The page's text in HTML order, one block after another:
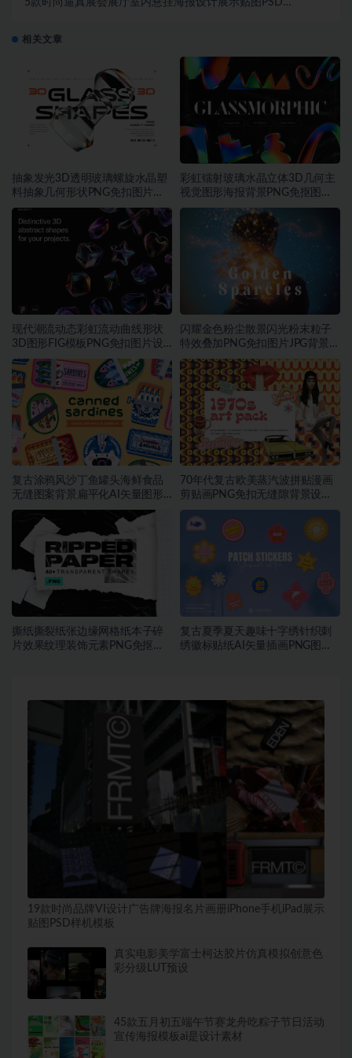
相关文章
抽象发光3D透明玻璃螺旋水晶塑
料抽象几何形状PNG免扣图片设
计素材
彩虹镭射玻璃水晶立体3D几何主
视觉图形海报背景PNG免抠图片
素材
现代潮流动态彩虹流动曲线形状
3D图形FIG模板PNG免扣图片设
计素材
闪耀金色粉尘散景闪光粉末粒子
特效叠加PNG免扣图片JPG背景素
材
复古涂鸦风沙丁鱼罐头海鲜食品
无缝图案背景扁平化AI矢量图形
素材
70年代复古欧美蒸汽波拼贴漫画
剪贴画PNG免扣无缝隙背景设计
素材
撕纸撕裂纸张边缘网格纸本子碎
片效果纹理装饰元素PNG免抠图
复古夏季夏天趣味十字绣针织刺
绣徽标贴纸AI矢量插画PNG图片
19款时尚品牌VI设计广告牌海报名片画册iPhone手机iPad展示
贴图PSD样机模板
真实电影美学富士柯达胶片仿真模拟创意色
彩分级LUT预设
45款五月初五端午节赛龙舟吃粽子节日活动
宣传海报模板ai是设计素材